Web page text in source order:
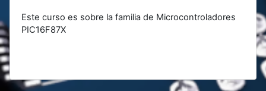
Este curso es sobre la familia de Microcontroladores
PIC16F87X